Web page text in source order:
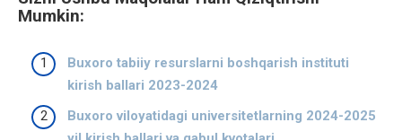
Mumkin:
Buxoro tabiiy resurslarni boshqarish instituti
kirish ballari 2023-2024
Buxoro viloyatidagi universitetlarning 2024-2025